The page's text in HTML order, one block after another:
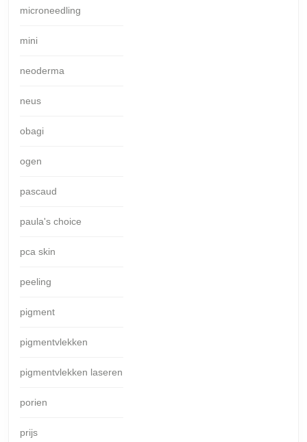
microneedling
mini
neoderma
neus
obagi
ogen
pascaud
paula's choice
pca skin
peeling
pigment
pigmentvlekken
pigmentvlekken laseren
porien
prijs